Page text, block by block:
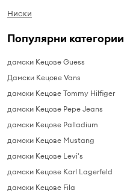
Ниски
Популярни категории
дамски Кецове Guess
Дамски Кецове Vans
дамски Кецове Tommy Hilfiger
дамски Кецове Pepe Jeans
дамски Кецове Palladium
дамски Кецове Mustang
дамски Кецове Levi's
дамски Кецове Karl Lagerfeld
дамски Кецове Fila